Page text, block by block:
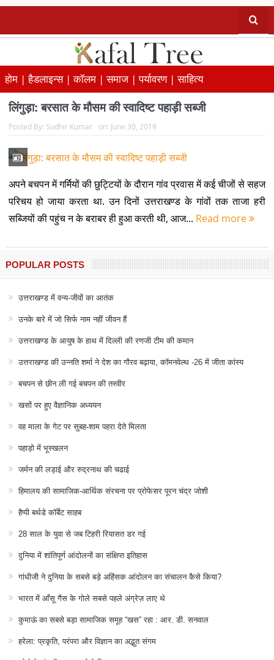
होम |हैडलाइन्स |कॉलम |समाज |पर्यावरण |साहित्य
लिंगुड़ा: बरसात के मौसम की स्वादिष्ट पहाड़ी सब्जी
Posted By: Sudhir Kumar on: June 30, 2019
अपने बचपन में गर्मियों की छुट्टियों के दौरान गांव प्रवास में कई चीजों से सहज
परिचय हो जाया करता था. उन दिनों उत्तराखण्ड के गांवों तक ताजा हरी
सब्जियों की पहुंच न के बराबर ही हुआ करती थी, आज... Read more
POPULAR POSTS
उत्तराखण्ड में वन्य-जीवों का आतंक
उनके बारे में जो सिर्फ नाम नहीं जीवन हैं
उत्तराखण्ड के आयुष के हाथ में दिल्ली की रणजी टीम की कमान
उत्तराखण्ड की उन्नति शर्मा ने देश का गौरव बढ़ाया, कॉमनवेल्थ -26 में जीता कांस्य
बचपन से छीन ली गई बचपन की तस्वीर
खसों पर हुए वैज्ञानिक अध्ययन
वह माला के गेट पर सुबह-शाम पहरा देते मिलता
पहाड़ो में भूस्खलन
जर्मन की लड़ाई और रुद्रनाथ की चढाई
हिमालय की सामाजिक-आर्थिक संरचना पर प्रोफेसर पूरन चंद्र जोशी
हैप्पी बर्थडे कॉर्बेट साहब
28 साल के युवा से जब टिहरी रियासत डर गई
दुनिया में शांतिपूर्ण आंदोलनों का संक्षिप्त इतिहास
गांधीजी ने दुनिया के सबसे बड़े अहिंसक आंदोलन का संचालन कैसे किया?
भारत में आँसू गैस के गोले सबसे पहले अंग्रेज़ लाए थे
कुमाऊं का सबसे बड़ा सामाजिक समूह “खस” रहा : आर. डी. सनवाल
हरेला: प्रकृति, परंपरा और विज्ञान का अद्भुत संगम